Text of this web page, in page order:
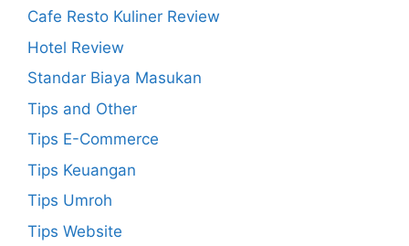
Cafe Resto Kuliner Review
Hotel Review
Standar Biaya Masukan
Tips and Other
Tips E-Commerce
Tips Keuangan
Tips Umroh
Tips Website